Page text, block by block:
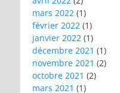
mars 2022 (1)
février 2022 (1)
janvier 2022 (1)
décembre 2021 (1)
novembre 2021 (2)
octobre 2021 (2)
mars 2021 (1)